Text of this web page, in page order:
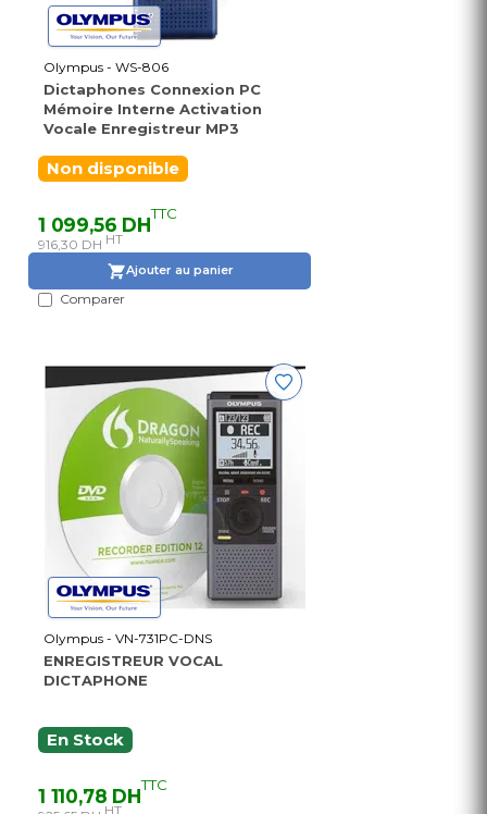
Olympus - WS-806
Dictaphones Connexion PC
Mémoire Interne Activation
Vocale Enregistreur MP3
Non disponible
1 099,56 DHTTC
916,30 DH HT
Ajouter au panier
Comparer
Olympus - VN-731PC-DNS
ENREGISTREUR VOCAL
DICTAPHONE
En Stock
1 110,78 DHTTC
HT